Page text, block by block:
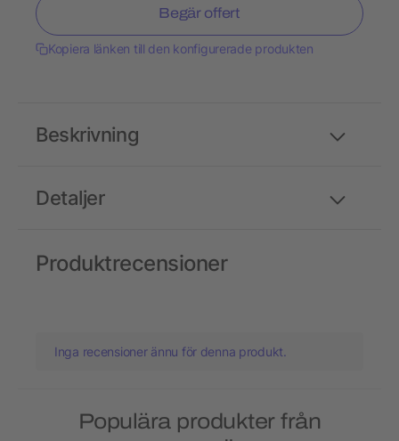
Begär offert
Kopiera länken till den konfigurerade produkten
Detaljer
Beskrivning
Produktrecensioner
Inga recensioner ännu för denna produkt.
Populära produkter från